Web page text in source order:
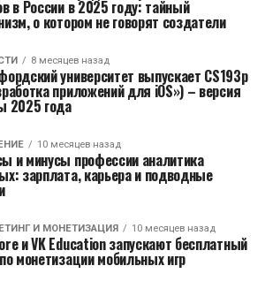
в России в 2025 году: тайный
о котором не говорят создатели
8 месяцев назад
университет выпускает CS193p
приложений для iOS») – версия
2025 года
10 месяцев назад
и минусы профессии аналитика
зарплата, карьера и подводные
И МОНЕТИЗАЦИЯ 10 месяцев назад
и VK Education запускают бесплатный
монетизации мобильных игр